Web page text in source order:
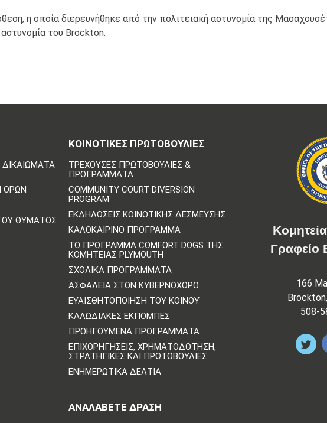
η οποία διερευνήθηκε από την πολιτειακή αστυνομία της
του Brockton.
ΌΡΩΝ
ΘΎΜΑΤΟΣ
ΚΟΙΝΟΤΙΚΈΣ ΠΡΩΤΟΒΟΥΛΊΕΣ
ΤΡΈΧΟΥΣΕΣ ΠΡΩΤΟΒΟΥΛΊΕΣ &
ΠΡΟΓΡΆΜΜΑΤΑ
COMMUNITY COURT DIVERSION
PROGRAM
ΕΚΔΗΛΏΣΕΙΣ ΚΟΙΝΟΤΙΚΉΣ ΔΈΣΜΕΥΣΗΣ
ΚΑΛΟΚΑΙΡΙΝΌ ΠΡΌΓΡΑΜΜΑ
ΤΟ ΠΡΌΓΡΑΜΜΑ COMFORT DOGS ΤΗΣ
ΚΟΜΗΤΕΊΑΣ PLYMOUTH
ΣΧΟΛΙΚΆ ΠΡΟΓΡΆΜΜΑΤΑ
ΑΣΦΆΛΕΙΑ ΣΤΟΝ ΚΥΒΕΡΝΟΧΏΡΟ
ΕΥΑΙΣΘΗΤΟΠΟΊΗΣΗ ΤΟΥ ΚΟΙΝΟΎ
ΚΑΛΩΔΙΑΚΈΣ ΕΚΠΟΜΠΈΣ
ΠΡΟΗΓΟΎΜΕΝΑ ΠΡΟΓΡΆΜΜΑΤΑ
ΕΠΙΧΟΡΗΓΉΣΕΙΣ, ΧΡΗΜΑΤΟΔΌΤΗΣΗ,
ΣΤΡΑΤΗΓΙΚΈΣ ΚΑΙ ΠΡΩΤΟΒΟΥΛΊΕΣ
ΕΝΗΜΕΡΩΤΙΚΆ ΔΕΛΤΊΑ
ΑΝΑΛΆΒΕΤΕ ΔΡΆΣΗ
Γραφείο
166
508-